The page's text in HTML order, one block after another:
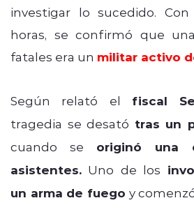
investigar lo sucedido.
horas, se confirmó que
fatales era un militar activo
Según relató el fiscal
tragedia se desató tras un
cuando se originó una
asistentes. Uno de los
un arma de fuego y